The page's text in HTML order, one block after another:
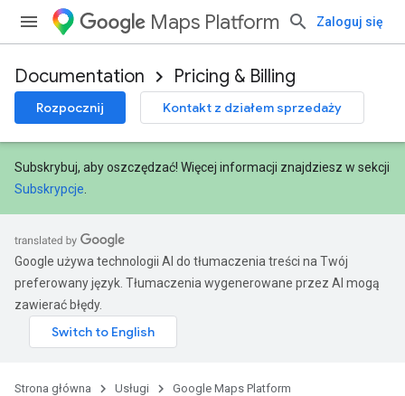
Maps Platform Zaloguj się
Documentation Pricing & Billing
Rozpocznij Kontakt z działem sprzedaży
Subskrybuj, aby oszczędzać! Więcej informacji znajdziesz w sekcji
Subskrypcje
Google używa technologii AI do tłumaczenia treści na Twój
preferowany język. Tłumaczenia wygenerowane przez AI mogą
zawierać błędy.
Strona główna Usługi
Google Maps Platform